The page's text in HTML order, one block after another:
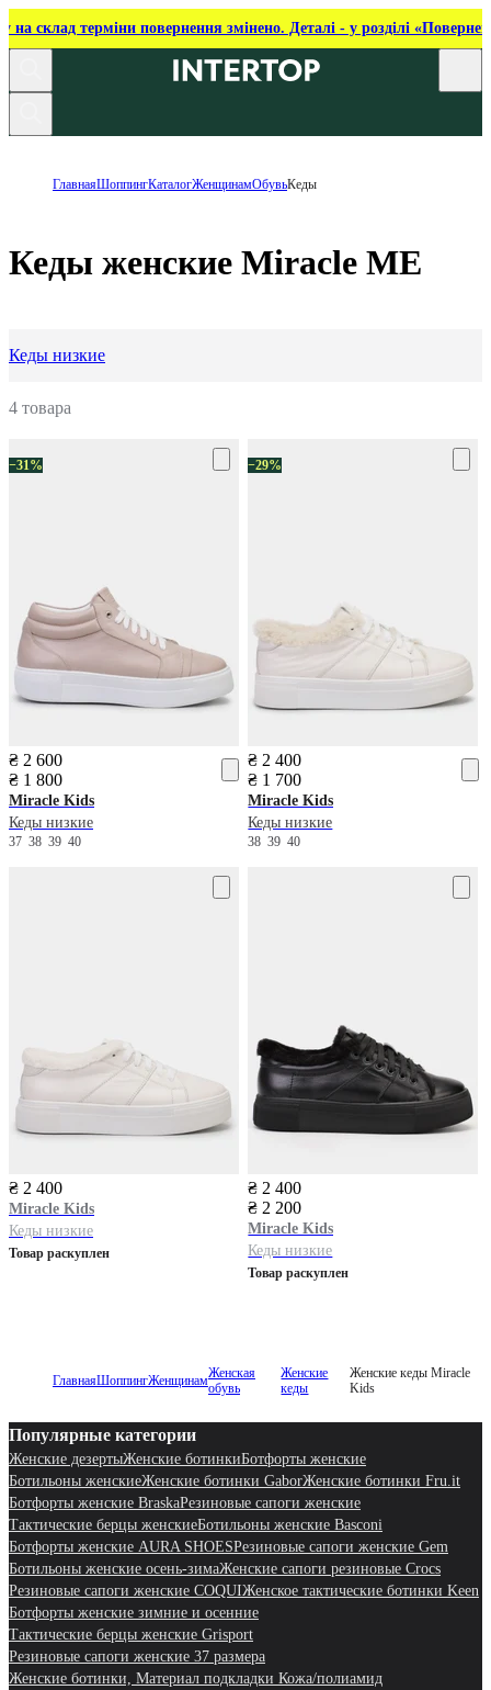
на склад терміни повернення змінено. Деталі - у розділі
ГлавнаяШоппингКаталогЖенщинамОбувьКеды
Кеды женские Miracle ME
Кеды низкие
4 товара
−31%
₴ 2 600
₴ 1 800
Miracle Kids
Кеды низкие
37 38 39 40
−29%
₴ 2 400
₴ 1 700
Miracle Kids
Кеды низкие
383940
₴ 2 400
Miracle Kids
Кеды низкие
Товар раскуплен
₴ 2 400
₴ 2 200
Miracle Kids
Кеды низкие
Товар раскуплен
ГлавнаяШоппингЖенщинамЖенская
обувь
Женские
кеды
Женские кеды Miracle
Kids
Популярные категории
Женские дезертыЖенские ботинкиБотфорты женские
Ботильоны женскиеЖенские ботинки GaborЖенские ботинки Fru.it
Ботфорты женские BraskaРезиновые сапоги женские
Тактические берцы женскиеБотильоны женские Basconi
Ботфорты женские AURA SHOESРезиновые сапоги женские Gem
Ботильоны женские осень-зимаЖенские сапоги резиновые Crocs
Резиновые сапоги женские COQUIЖенское тактические ботинки Keen
Ботфорты женские зимние и осенние
Тактические берцы женские Grisport
Резиновые сапоги женские 37 размера
Женские ботинки, Материал подкладки Кожа/полиамид